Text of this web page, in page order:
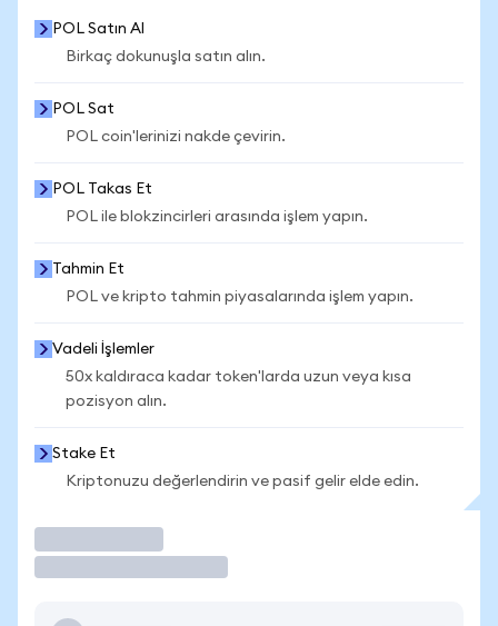
POL Satın Al
Birkaç dokunuşla satın alın.
POL Sat
POL coin'lerinizi nakde çevirin.
POL Takas Et
POL ile blokzincirleri arasında işlem yapın.
Tahmin Et
POL ve kripto tahmin piyasalarında işlem yapın.
Vadeli İşlemler
50x kaldıraca kadar token'larda uzun veya kısa
pozisyon alın.
Stake Et
Kriptonuzu değerlendirin ve pasif gelir elde edin.